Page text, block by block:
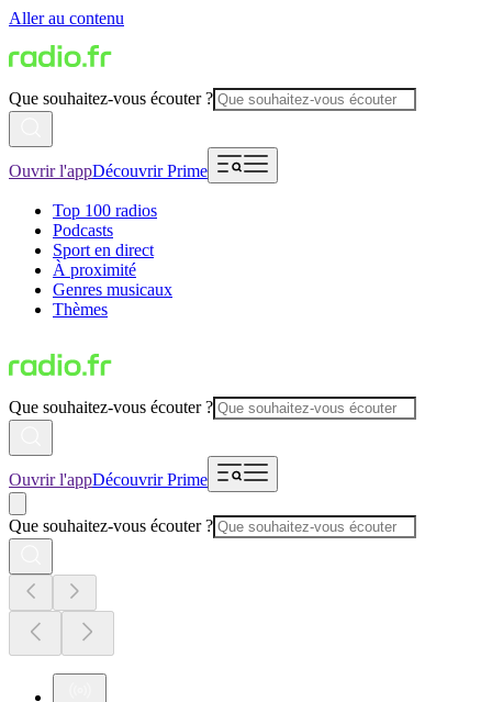
Aller au contenu
Que souhaitez-vous écouter ?
Ouvrir l'appDécouvrir Prime
Top 100 radios
Podcasts
Sport en direct
À proximité
Genres musicaux
Thèmes
Que souhaitez-vous écouter ?
Ouvrir l'appDécouvrir Prime
Que souhaitez-vous écouter ?